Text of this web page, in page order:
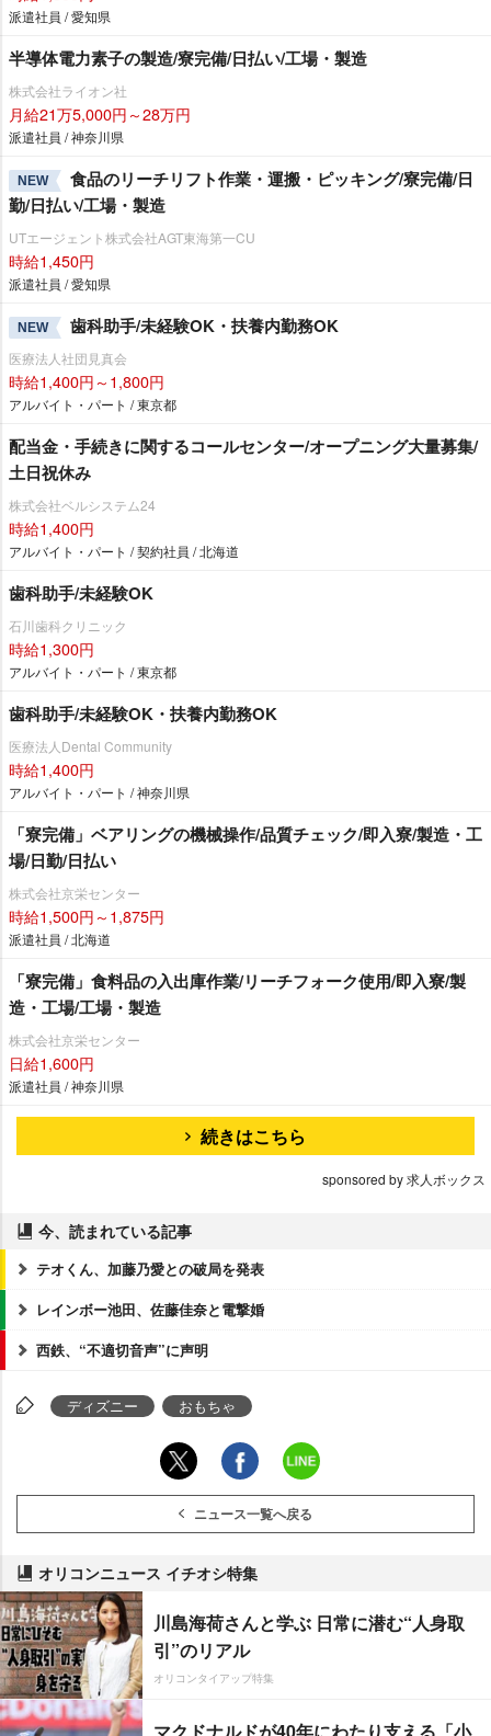
派遣社員 / 愛知県
半導体電力素子の製造/寮完備/日払い/工場・製造
株式会社ライオン社
月給21万5,000円～28万円
派遣社員 / 神奈川県
NEW
食品のリーチリフト作業・運搬・ピッキング/寮完備/日
勤/日払い/工場・製造
UTエージェント株式会社AGT東海第一CU
時給1,450円
派遣社員 / 愛知県
NEW 歯科助手/未経験OK・扶養内勤務OK
医療法人社団見真会
時給1,400円～1,800円
アルバイト・パート / 東京都
配当金・手続きに関するコールセンター/オープニング大量募集/
土日祝休み
株式会社ベルシステム24
時給1,400円
アルバイト・パート / 契約社員 / 北海道
歯科助手/未経験OK
石川歯科クリニック
時給1,300円
アルバイト・パート / 東京都
歯科助手/未経験OK・扶養内勤務OK
医療法人Dental Community
時給1,400円
アルバイト・パート / 神奈川県
「寮完備」ベアリングの機械操作/品質チェック/即入寮/製造・工
場/日勤/日払い
株式会社京栄センター
時給1,500円～1,875円
派遣社員 / 北海道
「寮完備」食料品の入出庫作業/リーチフォーク使用/即入寮/製
造・工場/工場・製造
株式会社京栄センター
日給1,600円
派遣社員 / 神奈川県
続きはこちら
sponsored by 求人ボックス
今、読まれている記事
テオくん、加藤乃愛との破局を発表
レインボー池田、佐藤佳奈と電撃婚
西鉄、“不適切音声”に声明
ディズニー おもちゃ
ニュース一覧へ戻る
オリコンニュース イチオシ特集
川島海荷さんと学ぶ 日常に潜む“人身取
引”のリアル
オリコンタイアップ特集